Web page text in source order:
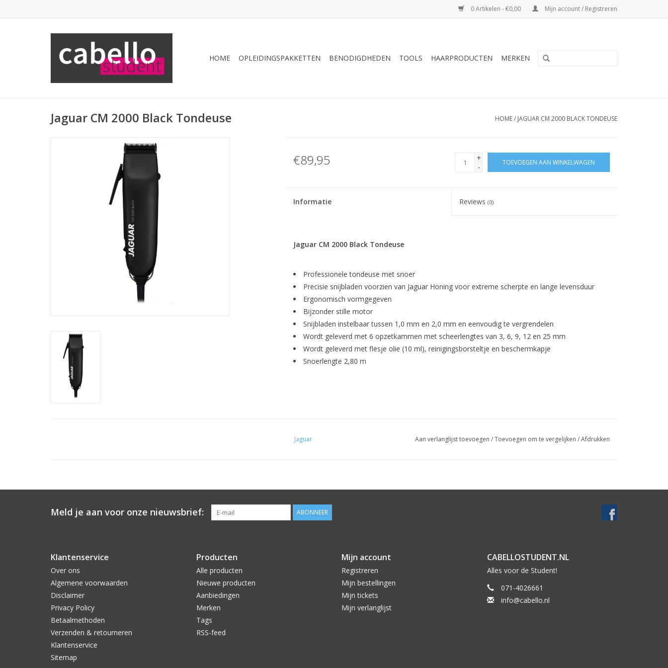
0 Artikelen - €0,00 Mijn account / Registreren
HOME OPLEIDINGSPAKKETTEN BENODIGDHEDEN TOOLS HAARPRODUCTEN MERKEN
Jaguar CM 2000 Black Tondeuse HOME/ JAGUAR CM 2000 BLACK TONDEUSE
€89,95
+
-
TOEVOEGEN AAN WINKELWAGEN
Informatie Reviews(0)
Jaguar CM 2000 Black Tondeuse
Professionele tondeuse met snoer
Precisie snijbladen voorzien van Jaguar Honing voor extreme scherpte en lange levensduur
Ergonomisch vormgegeven
Bijzonder stille motor
Snijbladen instelbaar tussen 1,0 mm en 2,0 mm en eenvoudig te vergrendelen
Wordt geleverd met 6 opzetkammen met scheerlengtes van 3, 6, 9, 12 en 25 mm
Wordt geleverd met flesje olie (10 ml), reinigingsborsteltje en beschermkapje
Snoerlengte 2,80 m
Jaguar Aan verlanglijst toevoegen /Toevoegen om te vergelijken /Afdrukken
Meld je aan voor onze nieuwsbrief: ABONNEER
Klantenservice
Over ons
Algemene voorwaarden
Disclaimer
Privacy Policy
Betaalmethoden
Verzenden & retourneren
Klantenservice
Sitemap
Producten
Alle producten
Nieuwe producten
Aanbiedingen
Merken
Tags
RSS-feed
Mijn account
Registreren
Mijn bestellingen
Mijn tickets
Mijn verlanglijst
CABELLOSTUDENT.NL
Alles voor de Student!
071-4026661
info@cabello.nl